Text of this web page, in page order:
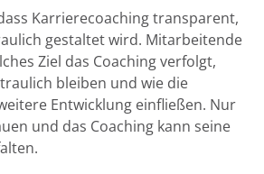
Karrierecoaching transparent,
gestaltet wird. Mitarbeitende
Ziel das Coaching verfolgt,
bleiben und wie die
Entwicklung einfließen. Nur
und das Coaching kann seine